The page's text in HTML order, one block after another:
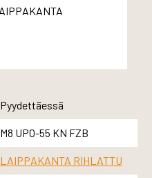
Pyydettäessä
M8 UPO-55 KN FZB
LAIPPAKANTA RIHLATTU